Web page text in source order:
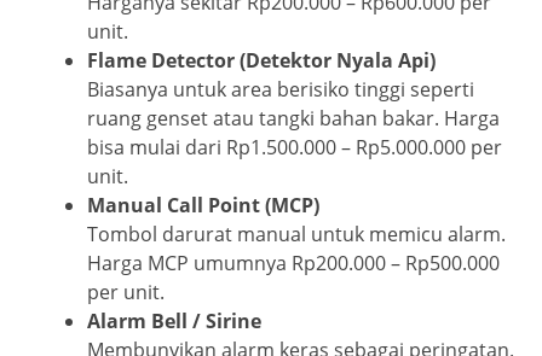
unit.
Flame Detector (Detektor Nyala Api)
Biasanya untuk area berisiko tinggi seperti
ruang genset atau tangki bahan bakar. Harga
bisa mulai dari Rp1.500.000 – Rp5.000.000 per
unit.
Manual Call Point (MCP)
Tombol darurat manual untuk memicu alarm.
Harga MCP umumnya Rp200.000 – Rp500.000
per unit.
Alarm Bell / Sirine
Membunyikan alarm keras sebagai peringatan.